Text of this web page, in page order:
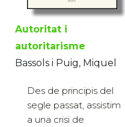
Autoritat i
autoritarisme
Bassols i Puig, Miquel
Des de principis del
segle passat, assistim
a una crisi de